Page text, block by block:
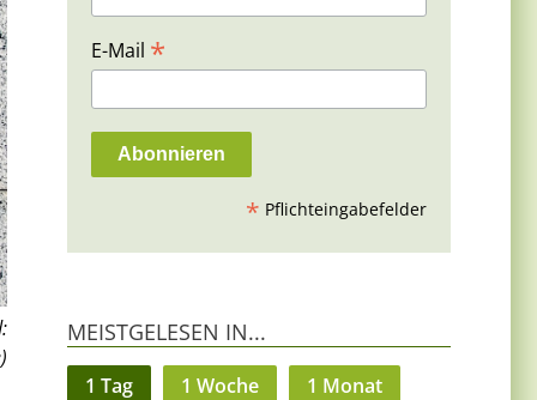
E-Mail *
* Pflichteingabefelder
MEISTGELESEN IN...
1 Tag 1 Woche 1 Monat